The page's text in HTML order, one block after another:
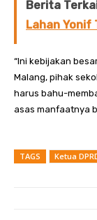
Berita
Lahan Yonif
“Ini kebijakan
Malang, pihak
harus bahu-
asas manfaatnya
TAGS Ketua